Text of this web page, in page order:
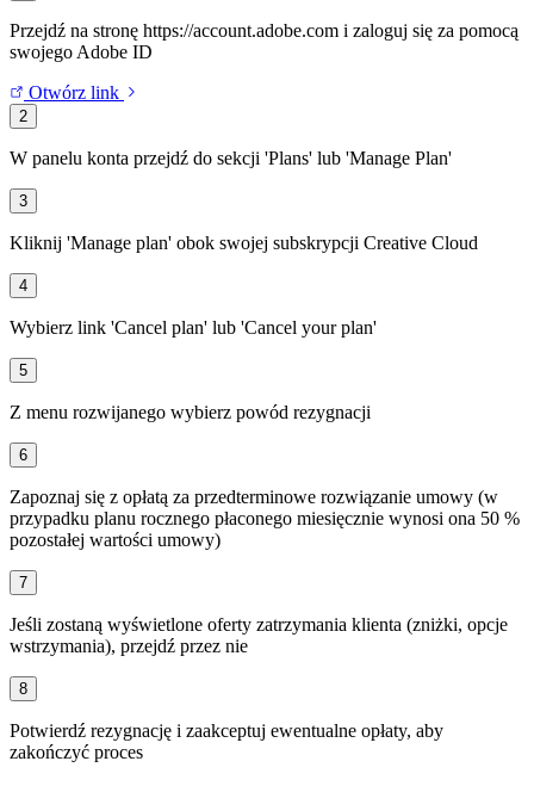
Przejdź na stronę https://account.adobe.com i zaloguj się za pomocą
swojego Adobe ID
Otwórz link
2
W panelu konta przejdź do sekcji 'Plans' lub 'Manage Plan'
3
Kliknij 'Manage plan' obok swojej subskrypcji Creative Cloud
4
Wybierz link 'Cancel plan' lub 'Cancel your plan'
5
Z menu rozwijanego wybierz powód rezygnacji
6
Zapoznaj się z opłatą za przedterminowe rozwiązanie umowy (w
przypadku planu rocznego płaconego miesięcznie wynosi ona 50 %
pozostałej wartości umowy)
7
Jeśli zostaną wyświetlone oferty zatrzymania klienta (zniżki, opcje
wstrzymania), przejdź przez nie
8
Potwierdź rezygnację i zaakceptuj ewentualne opłaty, aby
zakończyć proces